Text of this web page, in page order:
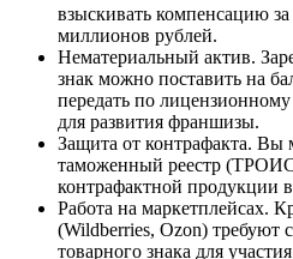
взыскивать компенсацию
миллионов рублей.
Нематериальный актив.
знак можно поставить на
передать по
для развития франшизы.
Защита от контрафакта. Вы
таможенный реестр
контрафактной продукции
Работа на маркетплейсах.
(Wildberries, Ozon) требуют
товарного знака для